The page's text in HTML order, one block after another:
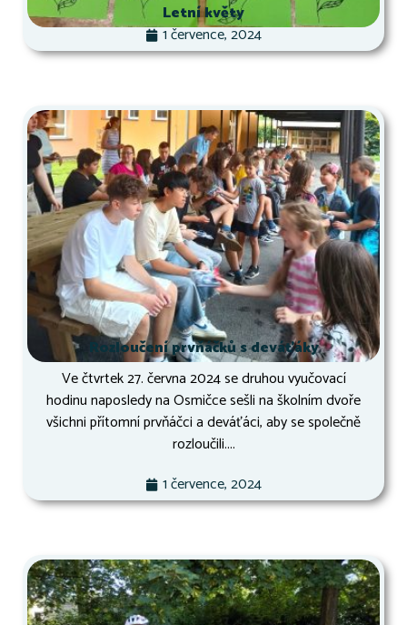
Letní květy
1 července, 2024
Rozloučení prvňáčků s deváťáky
Ve čtvrtek 27. června 2024 se druhou vyučovací
hodinu naposledy na Osmičce sešli na školním dvoře
všichni přítomní prvňáčci a deváťáci, aby se společně
rozloučili....
1 července, 2024